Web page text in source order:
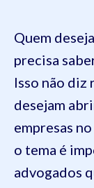
Quem
precisa
Isso não diz
desejam
empresas
o tema é
advogados